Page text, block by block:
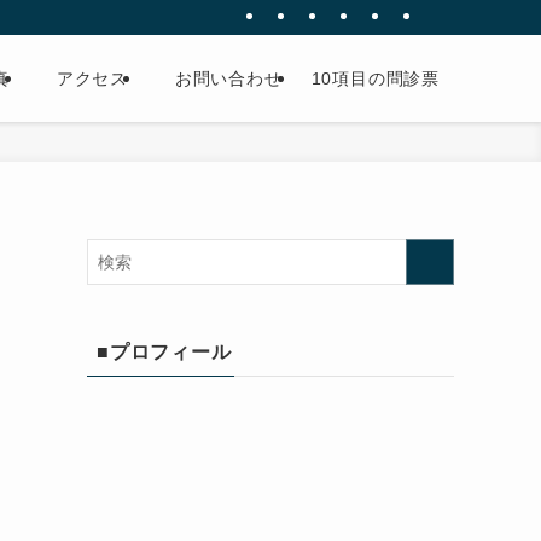
アクセス お問い合わせ 10項目の問診票
■プロフィール